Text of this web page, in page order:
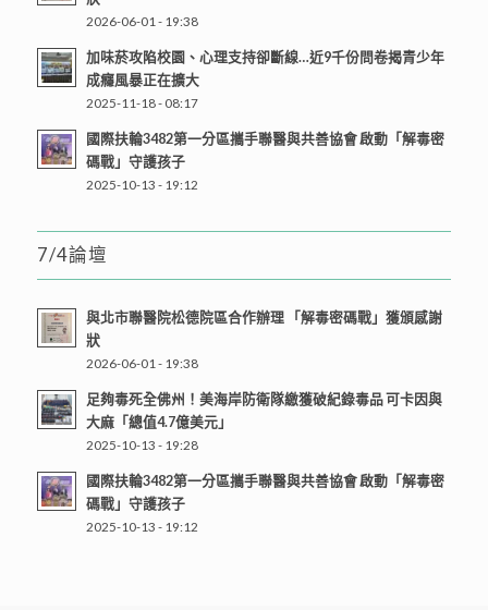
2026-06-01 - 19:38
加味菸攻陷校園、心理支持卻斷線…近9千份問卷揭青少年
成癮風暴正在擴大
2025-11-18 - 08:17
國際扶輪3482第一分區攜手聯醫與共善協會 啟動「解毒密
碼戰」守護孩子
2025-10-13 - 19:12
7/4論壇
與北市聯醫院松德院區合作辦理 「解毒密碼戰」獲頒感謝
狀
2026-06-01 - 19:38
足夠毒死全佛州！美海岸防衛隊繳獲破紀錄毒品 可卡因與
大麻「總值4.7億美元」
2025-10-13 - 19:28
國際扶輪3482第一分區攜手聯醫與共善協會 啟動「解毒密
碼戰」守護孩子
2025-10-13 - 19:12